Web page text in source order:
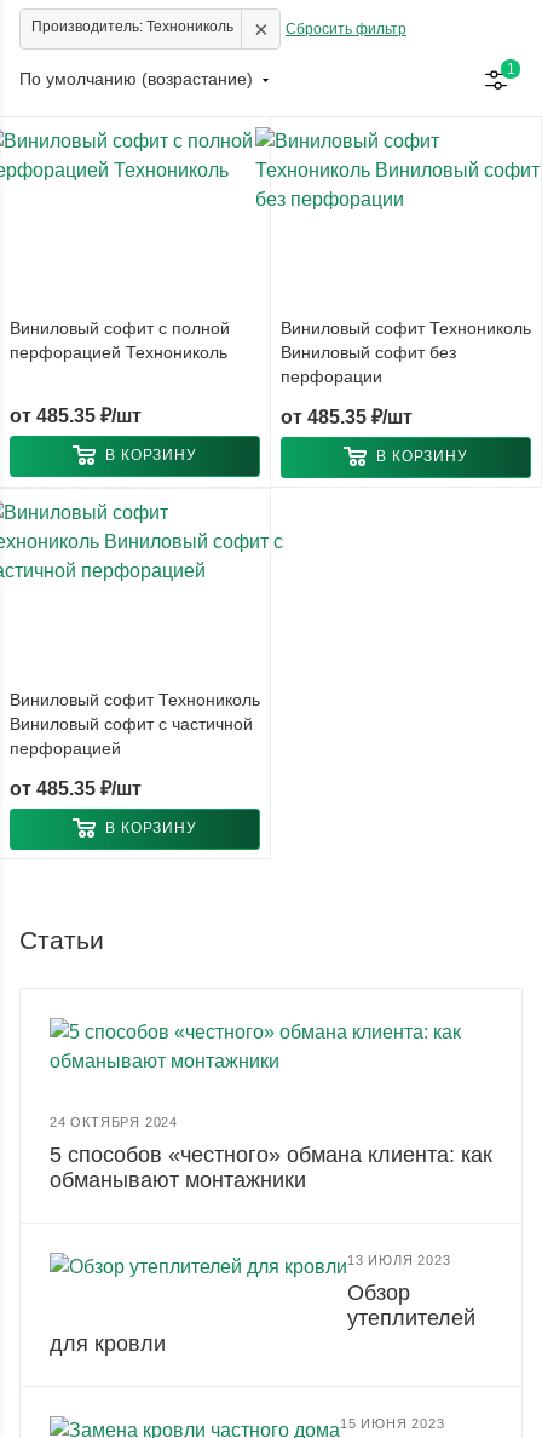
Производитель: Технониколь × Сбросить фильтр
По умолчанию (возрастание) 1
Виниловый софит с полной
перфорацией Технониколь
от 485.35 ₽/шт
В КОРЗИНУ
Виниловый софит Технониколь
Виниловый софит без
перфорации
от 485.35 ₽/шт
В КОРЗИНУ
Виниловый софит Технониколь
Виниловый софит с частичной
перфорацией
от 485.35 ₽/шт
В КОРЗИНУ
Статьи
24 ОКТЯБРЯ 2024
5 способов «честного» обмана клиента: как
обманывают монтажники
13 ИЮЛЯ 2023
Обзор
утеплителей
для кровли
15 ИЮНЯ 2023